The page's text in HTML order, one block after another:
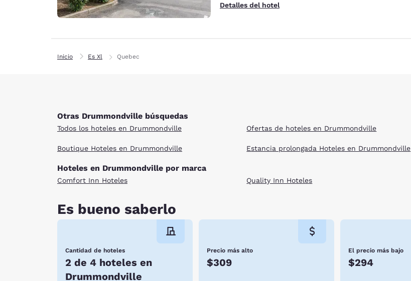
Detalles del hotel
Inicio Es Xl Quebec
Otras Drummondville búsquedas
Todos los hoteles en Drummondville
Boutique Hoteles en Drummondville
Ofertas de hoteles en Drummondville
Estancia prolongada Hoteles en Drummondville
Hoteles en Drummondville por marca
Comfort Inn Hoteles Quality Inn Hoteles
Es bueno saberlo
Cantidad de hoteles
2 de 4 hoteles en
Drummondville
Precio más alto
$309
El precio más bajo
$294